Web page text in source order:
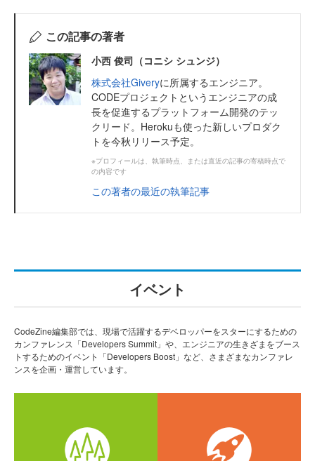
この記事の著者
小西 俊司（コニシ シュンジ）
株式会社Giveryに所属するエンジニア。
CODEプロジェクトというエンジニアの成
長を促進するプラットフォーム開発のテッ
クリード。Herokuも使った新しいプロダク
トを今秋リリース予定。
※プロフィールは、執筆時点、または直近の記事の寄稿時点で
の内容です
この著者の最近の執筆記事
イベント
CodeZine編集部では、現場で活躍するデベロッパーをスターにするための
カンファレンス「Developers Summit」や、エンジニアの生きざまをブース
トするためのイベント「Developers Boost」など、さまざまなカンファレ
ンスを企画・運営しています。